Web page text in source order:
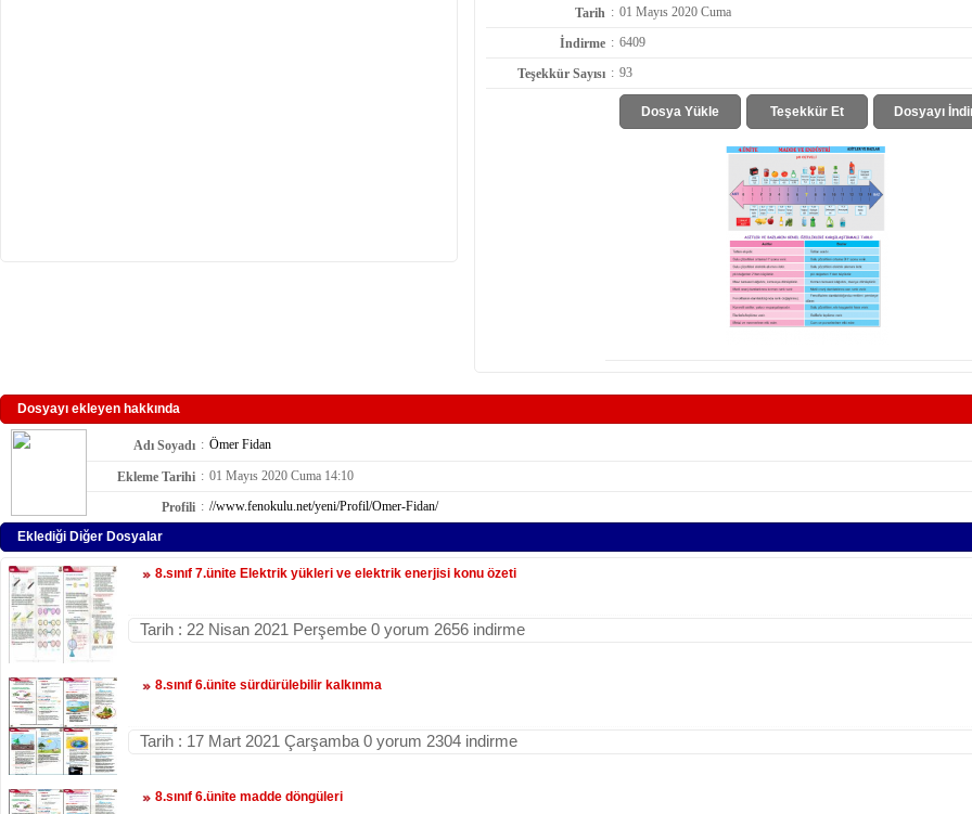
Tarih : 01 Mayıs 2020 Cuma
İndirme : 6409
Teşekkür Sayısı : 93
Dosya Yükle Teşekkür Et Dosyayı
Dosyayı ekleyen hakkında
Adı Soyadı : Ömer Fidan
Ekleme Tarihi : 01 Mayıs 2020 Cuma 14:10
Profili : //www.fenokulu.net/yeni/Profil/Omer-Fidan/
Eklediği Diğer Dosyalar
8.sınıf 7.ünite Elektrik yükleri ve elektrik enerjisi konu özeti
Tarih : 22 Nisan 2021 Perşembe 0 yorum 2656 indirme
8.sınıf 6.ünite sürdürülebilir kalkınma
Tarih : 17 Mart 2021 Çarşamba 0 yorum 2304 indirme
8.sınıf 6.ünite madde döngüleri